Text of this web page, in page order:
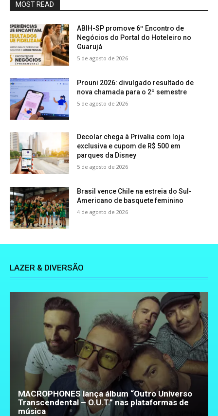
MOST READ
ABIH-SP promove 6º Encontro de
Negócios do Portal do Hoteleiro no
Guarujá
5 de agosto de 2026
Prouni 2026: divulgado resultado de
nova chamada para o 2º semestre
5 de agosto de 2026
Decolar chega à Privalia com loja
exclusiva e cupom de R$ 500 em
parques da Disney
5 de agosto de 2026
Brasil vence Chile na estreia do Sul-
Americano de basquete feminino
4 de agosto de 2026
LAZER & DIVERSÃO
MACROPHONES lança álbum “Outro Universo
Transcendental – O.U.T.” nas plataformas de
música